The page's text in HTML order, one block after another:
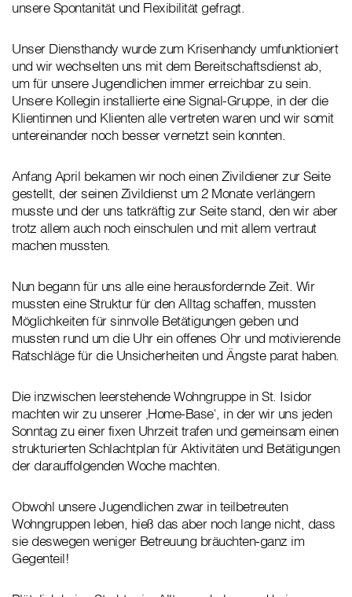
unsere Spontanität und Flexibilität gefragt.
Unser Diensthandy wurde zum Krisenhandy umfunktioniert
und wir wechselten uns mit dem Bereitschaftsdienst ab,
um für unsere Jugendlichen immer erreichbar zu sein.
Unsere Kollegin installierte eine Signal-Gruppe, in der die
Klientinnen und Klienten alle vertreten waren und wir somit
untereinander noch besser vernetzt sein konnten.
Anfang April bekamen wir noch einen Zivildiener zur Seite
gestellt, der seinen Zivildienst um 2 Monate verlängern
musste und der uns tatkräftig zur Seite stand, den wir aber
trotz allem auch noch einschulen und mit allem vertraut
machen mussten.
Nun begann für uns alle eine herausfordernde Zeit. Wir
mussten eine Struktur für den Alltag schaffen, mussten
Möglichkeiten für sinnvolle Betätigungen geben und
mussten rund um die Uhr ein offenes Ohr und motivierende
Ratschläge für die Unsicherheiten und Ängste parat haben.
Die inzwischen leerstehende Wohngruppe in St. Isidor
machten wir zu unserer ‚Home-Base‘, in der wir uns jeden
Sonntag zu einer fixen Uhrzeit trafen und gemeinsam einen
strukturierten Schlachtplan für Aktivitäten und Betätigungen
der darauffolgenden Woche machten.
Obwohl unsere Jugendlichen zwar in teilbetreuten
Wohngruppen leben, hieß das aber noch lange nicht, dass
sie deswegen weniger Betreuung bräuchten-ganz im
Gegenteil!